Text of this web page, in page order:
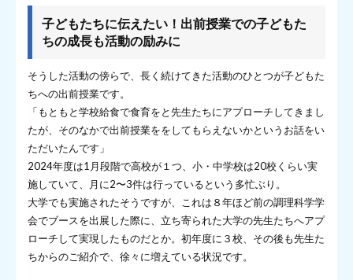
子どもたちに伝えたい！出前授業での子どもた
ちの成長も活動の励みに
そうした活動の傍らで、長く続けてきた活動のひとつが子どもた
ちへの出前授業です。
「もともと学校給食で食育をと先生たちにアプローチしてきまし
たが、そのなかで出前授業ををしてもらえないかというお話をい
ただいたんです」
2024年度は1月段階で高校が１つ、小・中学校は20校くらい実
施していて、月に2〜3件は行っているという多忙ぶり。
大学でも実施されたそうですが、これは８年ほど前の調理科学学
会でブースを出展した際に、立ち寄られた大学の先生たちへアプ
ローチして実現したものだとか。初年度に３校、その後も先生た
ちからのご紹介で、徐々に増えている状況です。